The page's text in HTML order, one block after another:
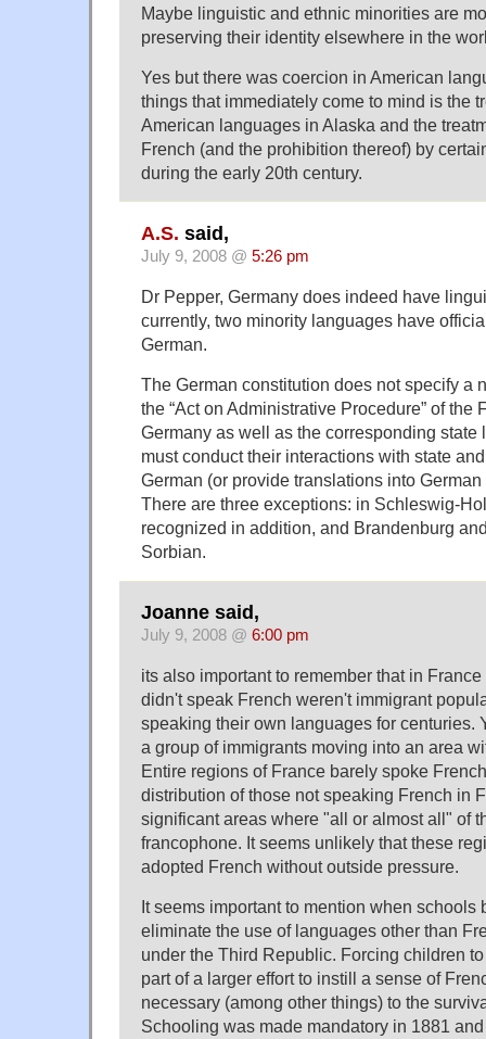
Maybe linguistic and ethnic minorities are
preserving their identity elsewhere in the
Yes but there was coercion in American
things that immediately come to mind is the
American languages in Alaska and the
French (and the prohibition thereof) by
during the early 20th century.
A.S. said,
July 9, 2008 @ 5:26 pm
Dr Pepper, Germany does indeed have
currently, two minority languages have
German.
The German constitution does not specify a
the “Act on Administrative Procedure” of the
Germany as well as the corresponding state
must conduct their interactions with state
German (or provide translations into
There are three exceptions: in Schleswig-
recognized in addition, and Brandenburg
Sorbian.
Joanne said,
July 9, 2008 @ 6:00 pm
its also important to remember that in
didn't speak French weren't immigrant
speaking their own languages for centuries.
a group of immigrants moving into an area
Entire regions of France barely spoke
distribution of those not speaking French in
significant areas where "all or almost all" of
francophone. It seems unlikely that these
adopted French without outside pressure.
It seems important to mention when schools
eliminate the use of languages other than
under the Third Republic. Forcing children
part of a larger effort to instill a sense of
necessary (among other things) to the
Schooling was made mandatory in 1881